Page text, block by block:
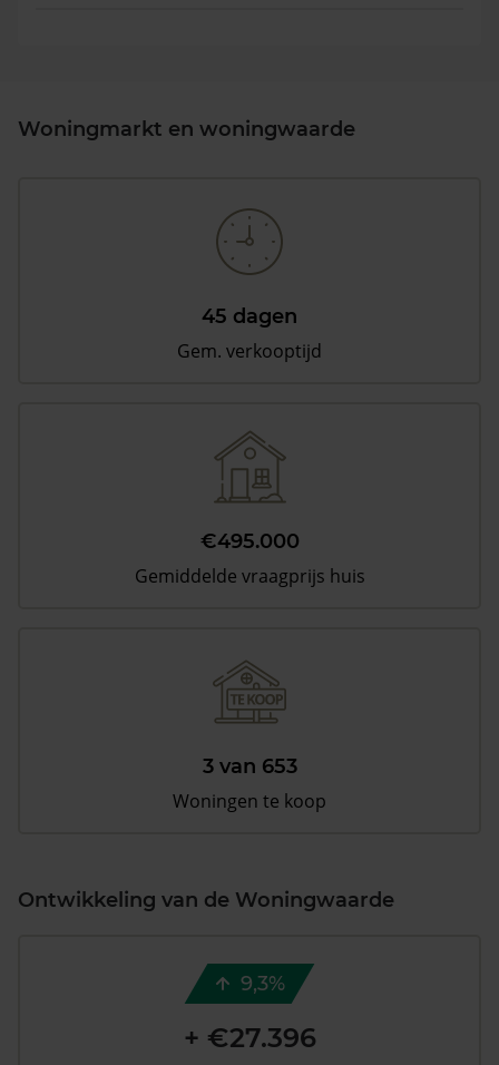
Woningmarkt en woningwaarde
45 dagen
Gem. verkooptijd
€495.000
Gemiddelde vraagprijs huis
3 van 653
Woningen te koop
Ontwikkeling van de Woningwaarde
9,3%
+ €27.396